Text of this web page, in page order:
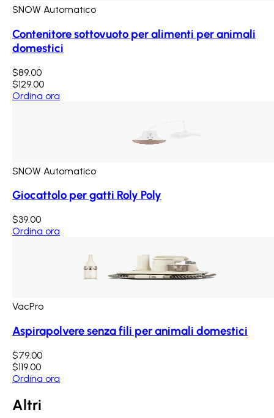
SNOW Automatico
Contenitore sottovuoto per alimenti per animali
domestici
$89.00
$129.00
Ordina ora
SNOW Automatico
Giocattolo per gatti Roly Poly
$39.00
Ordina ora
VacPro
Aspirapolvere senza fili per animali domestici
$79.00
$119.00
Ordina ora
Altri